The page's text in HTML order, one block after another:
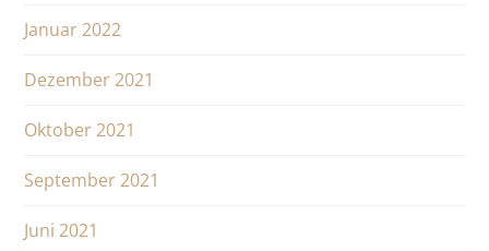
Januar 2022
Dezember 2021
Oktober 2021
September 2021
Juni 2021